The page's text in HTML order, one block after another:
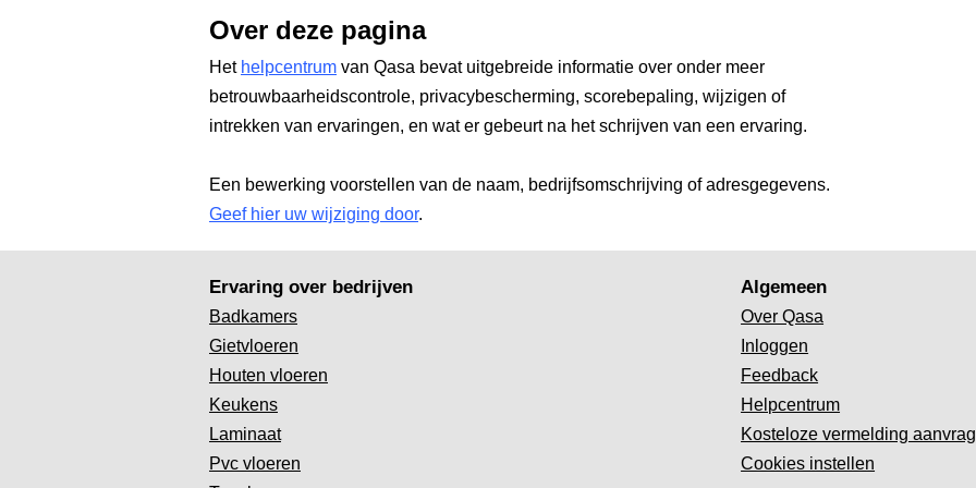
Over deze pagina
Het helpcentrum van Qasa bevat uitgebreide informatie over onder meer
betrouwbaarheidscontrole, privacybescherming, scorebepaling, wijzigen of
intrekken van ervaringen, en wat er gebeurt na het schrijven van een ervaring.
Een bewerking voorstellen van de naam, bedrijfsomschrijving of adresgegevens.
Geef hier uw wijziging door.
Ervaring over bedrijven
Badkamers
Gietvloeren
Houten vloeren
Keukens
Laminaat
Pvc vloeren
Algemeen
Over Qasa
Inloggen
Feedback
Helpcentrum
Kosteloze vermelding
Cookies instellen